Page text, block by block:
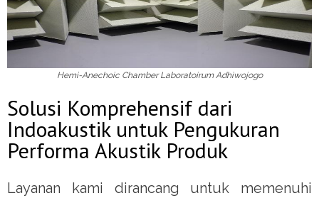
Hemi-Anechoic Chamber Laboratoirum Adhiwojogo
Solusi Komprehensif dari
Indoakustik untuk Pengukuran
Performa Akustik Produk
Layanan kami dirancang untuk memenuhi